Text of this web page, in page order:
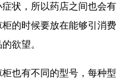
状，所以药店之间也会有
的时候要放在能够引消费
欲望。
也有不同的型号，每种型